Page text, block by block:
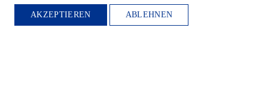
AKZEPTIEREN ABLEHNEN